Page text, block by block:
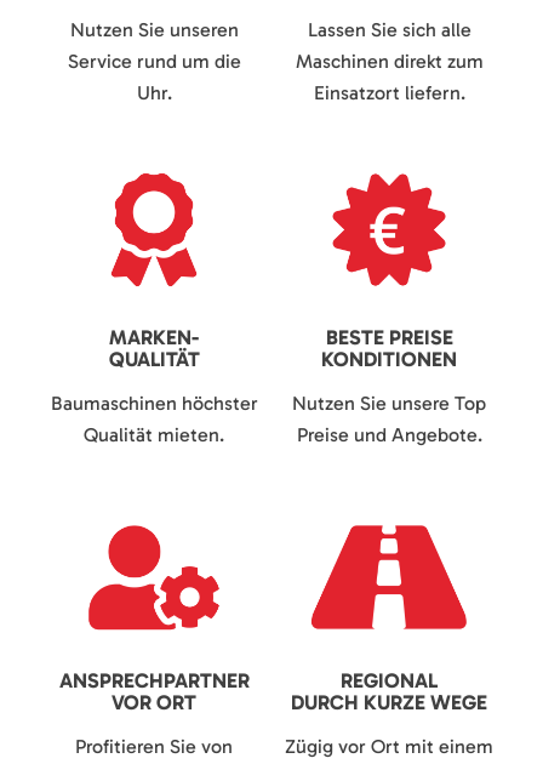
Nutzen Sie unseren
Service rund um die
Uhr.
Lassen Sie sich alle
Maschinen direkt zum
Einsatzort liefern.
MARKEN-
QUALITÄT
Baumaschinen höchster
Qualität mieten.
BESTE PREISE
KONDITIONEN
Nutzen Sie unsere Top
Preise und Angebote.
ANSPRECHPARTNER
VOR ORT
Profitieren Sie von
REGIONAL
DURCH KURZE WEGE
Zügig vor Ort mit einem